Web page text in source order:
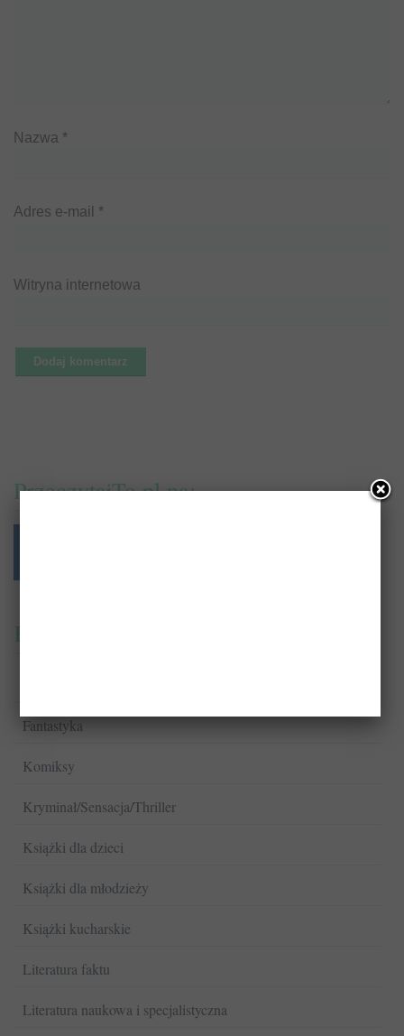
Nazwa *
Adres e-mail *
Witryna internetowa
PrzeczytajTo.pl na:
Kategorie
Fantastyka
Komiksy
Kryminał/Sensacja/Thriller
Książki dla dzieci
Książki dla młodzieży
Książki kucharskie
Literatura faktu
Literatura naukowa i specjalistyczna